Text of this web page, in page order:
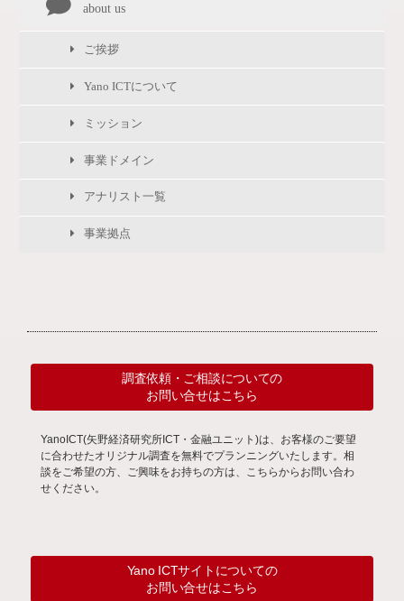
about us
ご挨拶
Yano ICTについて
ミッション
事業ドメイン
アナリスト一覧
事業拠点
調査依頼・ご相談についての
お問い合せはこちら
YanoICT(矢野経済研究所ICT・金融ユニット)は、お客様のご要望
に合わせたオリジナル調査を無料でプランニングいたします。相
談をご希望の方、ご興味をお持ちの方は、こちらからお問い合わ
せください。
Yano ICTサイトについての
お問い合せはこちら